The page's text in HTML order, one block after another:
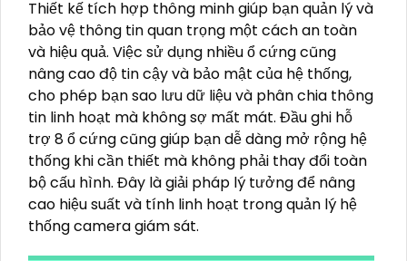
Thiết kế tích hợp thông minh giúp bạn quản lý và
bảo vệ thông tin quan trọng một cách an toàn
và hiệu quả. Việc sử dụng nhiều ổ cứng cũng
nâng cao độ tin cậy và bảo mật của hệ thống,
cho phép bạn sao lưu dữ liệu và phân chia thông
tin linh hoạt mà không sợ mất mát. Đầu ghi hỗ
trợ 8 ổ cứng cũng giúp bạn dễ dàng mở rộng hệ
thống khi cần thiết mà không phải thay đổi toàn
bộ cấu hình. Đây là giải pháp lý tưởng để nâng
cao hiệu suất và tính linh hoạt trong quản lý hệ
thống camera giám sát.